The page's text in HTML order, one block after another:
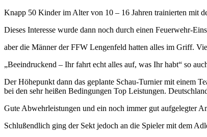
Knapp 50 Kinder im Alter von 10 – 16 Jahren trainierten mit
Dieses Interesse wurde dann noch durch einen Feuerwehr-
aber die Männer der FFW Lengenfeld hatten alles im Griff.
„Beeindruckend – Ihr fahrt echt alles auf, was Ihr habt“ so
Der Höhepunkt dann das geplante Schau-Turnier mit einem
bei den sehr heißen Bedingungen Top Leistungen.
Gute Abwehrleistungen und ein noch immer gut aufgelegter
Schlußendlich ging der Sekt jedoch an die Spieler mit dem